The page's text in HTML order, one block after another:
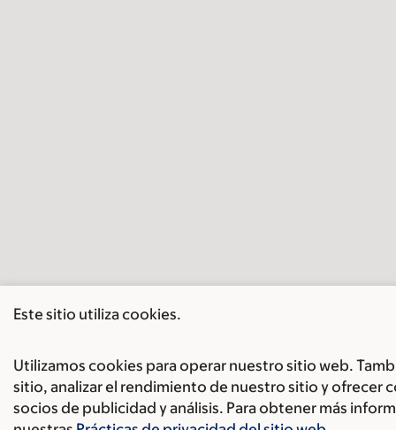
Este sitio utiliza cookies.
Utilizamos cookies para operar nuestro sitio web.
sitio, analizar el rendimiento de nuestro sitio y ofrecer
socios de publicidad y análisis. Para obtener más